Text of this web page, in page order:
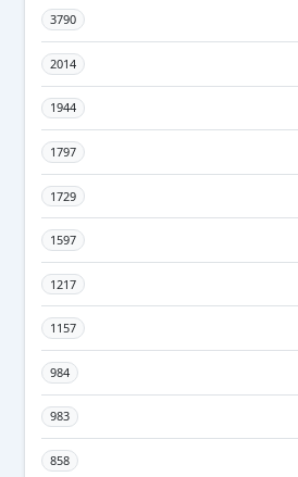
3790
2014
1944
1797
1729
1597
1217
1157
984
983
858